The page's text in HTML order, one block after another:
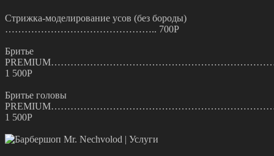
Стрижка-моделирование усов (без бороды)
……………………………………….. 700Р
Бритье
1 500Р
Бритье головы
1 500Р